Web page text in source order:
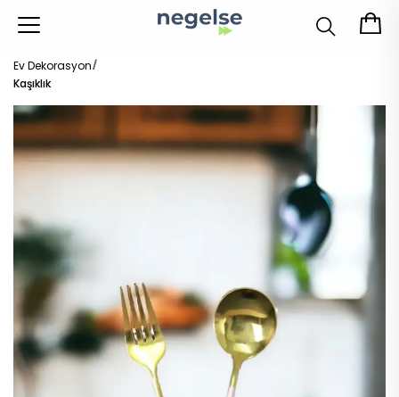
Ev Dekorasyon
Kaşıklık